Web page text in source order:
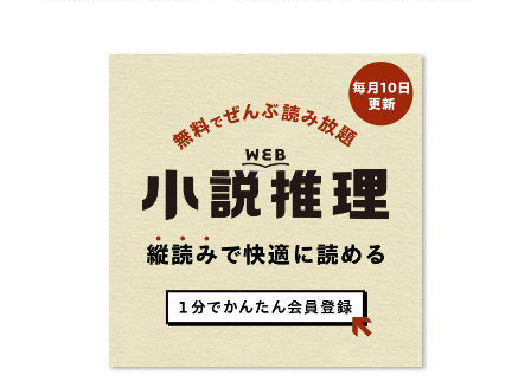
ら！ 読むだけで前向きになれる一冊。